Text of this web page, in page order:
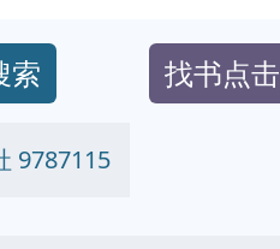
索 找书点击
9787115